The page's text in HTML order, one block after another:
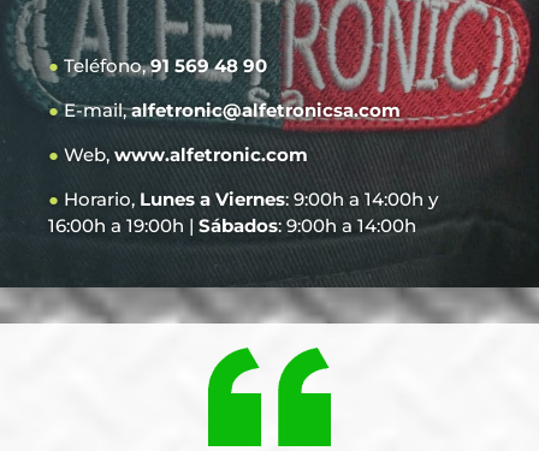
●Teléfono,91 569 48 90
●E-mail,alfetronic@alfetronicsa.com
● Web, www.alfetronic.com
● Horario, Lunes a Viernes: 9:00h a 14:00h y
16:00h a 19:00h | Sábados: 9:00h a 14:00h